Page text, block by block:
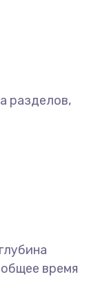
разделов,
время